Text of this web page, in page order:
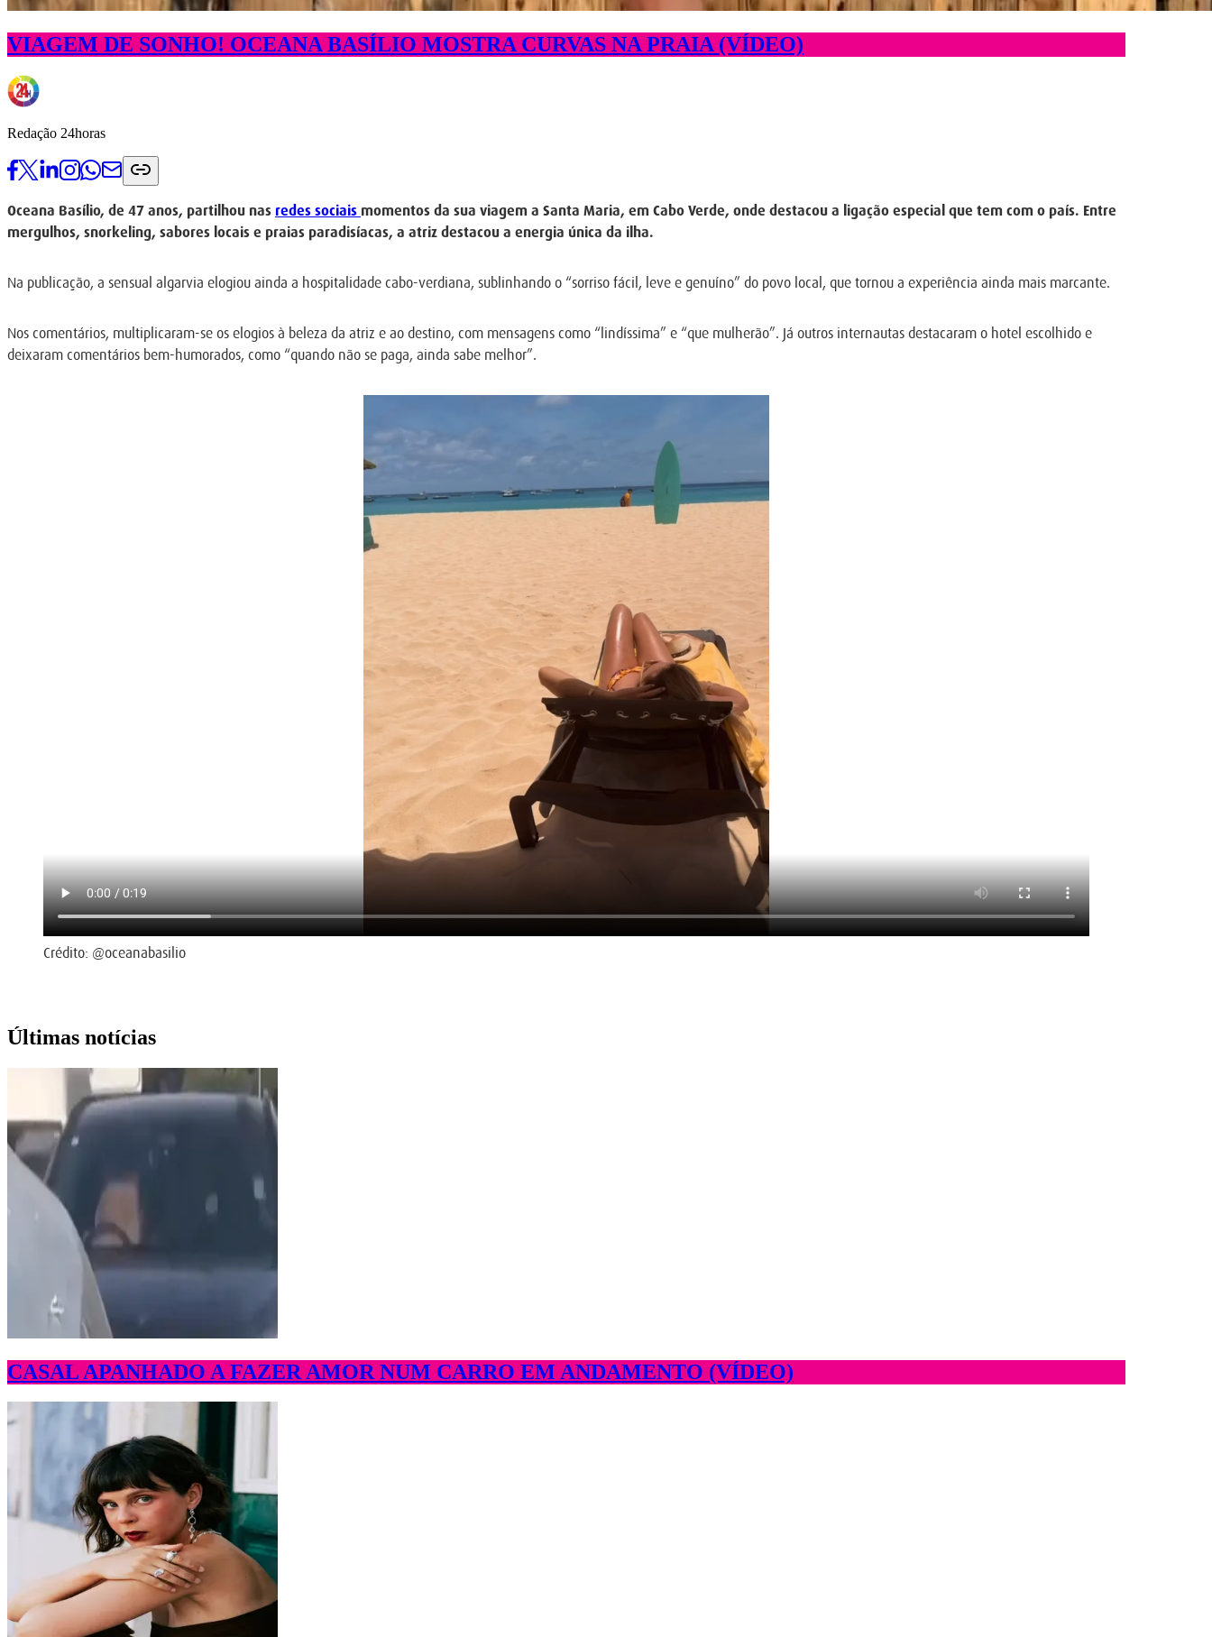
VIAGEM DE SONHO! OCEANA BASÍLIO MOSTRA CURVAS NA PRAIA (VÍDEO)
Redação 24horas
Oceana Basílio, de 47 anos, partilhou nas redes sociais momentos da sua viagem a Santa Maria, em Cabo Verde, onde destacou a ligação especial que tem com o país. Entre
mergulhos, snorkeling, sabores locais e praias paradisíacas, a atriz destacou a energia única da ilha.
Na publicação, a sensual algarvia elogiou ainda a hospitalidade cabo-verdiana, sublinhando o “sorriso fácil, leve e genuíno” do povo local, que tornou a experiência ainda mais marcante.
Nos comentários, multiplicaram-se os elogios à beleza da atriz e ao destino, com mensagens como “lindíssima” e “que mulherão”. Já outros internautas destacaram o hotel escolhido e
deixaram comentários bem-humorados, como “quando não se paga, ainda sabe melhor”.
Crédito: @oceanabasilio
Últimas notícias
CASAL APANHADO A FAZER AMOR NUM CARRO EM ANDAMENTO (VÍDEO)